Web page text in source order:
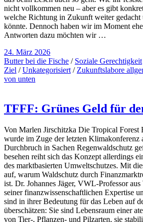
nicht vollkommen neu – aber es gibt
welche Richtung in Zukunft weiter gedacht
könnte. Dennoch haben wir im Moment
Antworten dazu möchten wir …
24. März 2026
Butter bei die Fische / Soziale Gerechtigkeit
Ziel /Unkategorisiert / Zukunftslabore
von unten
TFFF: Grünes Geld für
Von Marlen Jirschitzka Die Tropical
wurde im Zuge der letzten Klimakonferenz
Durchbruch in Sachen Regenwaldschutz
besehen reiht sich das Konzept allerdings
des marktbasierten Umweltschutzes. Mit
auf, warum Waldschutz durch
ist. Dr. Johannes Jäger, VWL-Professor
seiner finanzwissenschaftlichen Expertise
sind in ihrer Bedeutung für das Leben auf
überschätzen: Sie sind Lebensraum einer
von Tier-, Pflanzen- und Pilzarten, sie